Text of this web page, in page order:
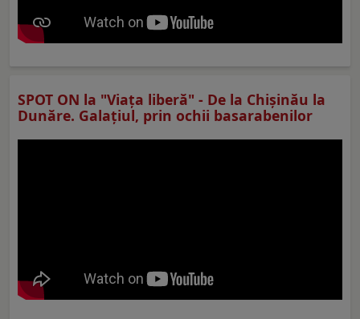
SPOT ON la "Viaţa liberă" - De la Chișinău la
Dunăre. Galațiul, prin ochii basarabenilor